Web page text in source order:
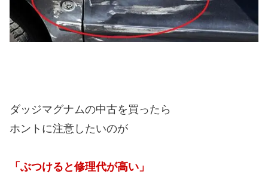
ダッジマグナムの中古を買ったら
ホントに注意したいのが
「ぶつけると修理代が高い」